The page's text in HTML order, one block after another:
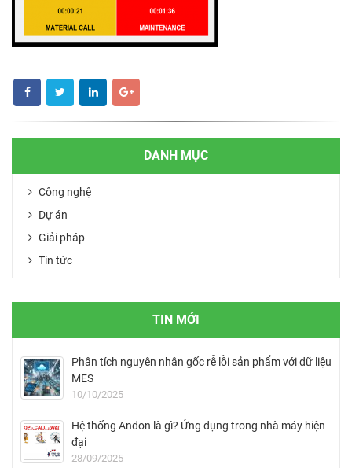
DANH MỤC
Công nghệ
Dự án
Giải pháp
Tin tức
TIN MỚI
Phân tích nguyên nhân gốc rễ lỗi sản phẩm với dữ liệu
MES
10/10/2025
Hệ thống Andon là gì? Ứng dụng trong nhà máy hiện
đại
28/09/2025